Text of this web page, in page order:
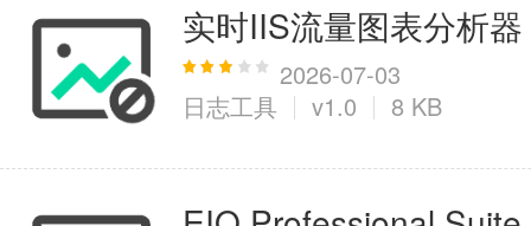
实时IIS流量图表分析器
2026-07-03
日志工具
v1.0 8 KB